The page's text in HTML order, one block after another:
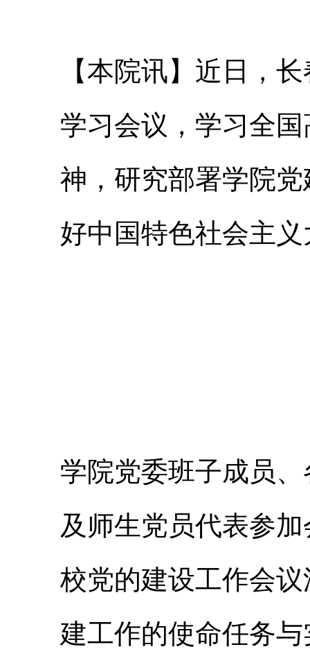
【本院讯】近日，
学习会议，学习全
神，研究部署学院
好中国特色社会主
学院党委班子成员
及师生党员代表参
校党的建设工作会
建工作的使命任务